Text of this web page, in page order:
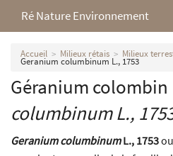
Ré Nature Environnement
L’association
Milieux rétais
Nos parutions
Accueil Milieux rétais Milieux
Geranium columbinum L., 1753
Géranium colombin
columbinumL.,
Geranium columbinumL., 1753